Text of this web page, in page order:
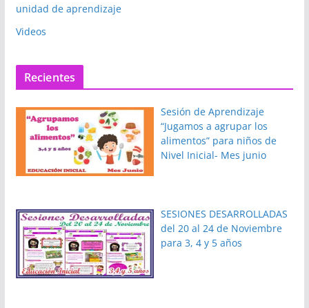
unidad de aprendizaje
Videos
Recientes
Sesión de Aprendizaje
“Jugamos a agrupar los
alimentos” para niños de
Nivel Inicial- Mes junio
SESIONES DESARROLLADAS
del 20 al 24 de Noviembre
para 3, 4 y 5 años